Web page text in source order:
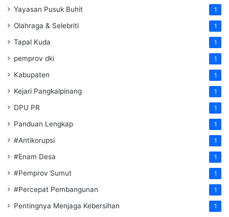
Yayasan Pusuk Buhit 1
Olahraga & Selebriti 1
Tapal Kuda 1
pemprov dki 1
Kabupaten 1
Kejari Pangkalpinang 1
DPU PR 1
Panduan Lengkap 1
#Antikorupsi 1
#Enam Desa 1
#Pemprov Sumut 1
#Percepat Pembangunan 1
Pentingnya Menjaga Kebersihan 1